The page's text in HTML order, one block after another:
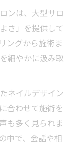
ンは、大型サロ
さ」を提供して
ングから施術ま
細やかに汲み取
ネイルデザイン
合わせて施術を
も多く見られま
中で、会話や相